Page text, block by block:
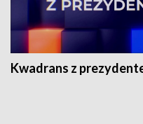
Kwadrans z